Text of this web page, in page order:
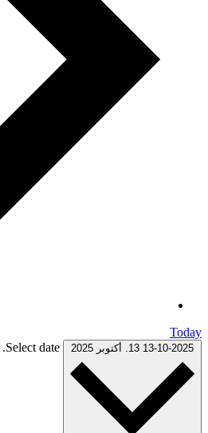
Today
13-10-2025 13. أكتوبر 2025 Select date.